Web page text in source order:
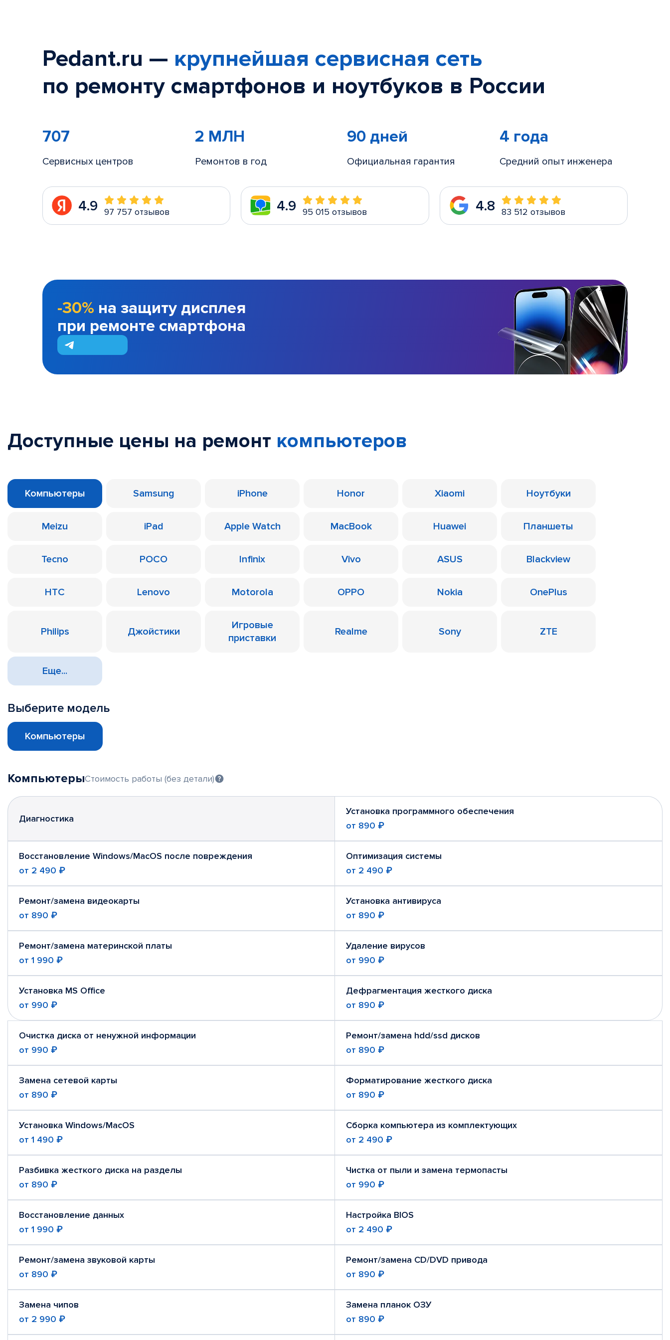
Pedant.ru — крупнейшая сервисная сеть
по ремонту смартфонов и ноутбуков в России
707
Сервисных центров
2 МЛН
Ремонтов в год
90 дней
Официальная гарантия
4 года
Средний опыт инженера
4.9 97 757 отзывов 4.9 95 015 отзывов 4.8 83 512 отзывов
-30% на защиту дисплея
при ремонте смартфона
Доступные цены на ремонт компьютеров
Компьютеры Samsung iPhone Honor Xiaomi Ноутбуки
Meizu iPad Apple Watch MacBook Huawei Планшеты
Tecno POCO Infinix Vivo ASUS Blackview
HTC Lenovo Motorola OPPO Nokia OnePlus
Philips Джойстики
Игровые
приставки
Realme Sony ZTE
Еще...
Выберите модель
Компьютеры
КомпьютерыСтоимость работы (без детали)
Диагностика
Установка программного обеспечения
от 890 ₽
Восстановление Windows/MacOS после повреждения
от 2 490 ₽
Оптимизация системы
от 2 490 ₽
Ремонт/замена видеокарты
от 890 ₽
Установка антивируса
от 890 ₽
Ремонт/замена материнской платы
от 1 990 ₽
Удаление вирусов
от 990 ₽
Установка MS Office
от 990 ₽
Дефрагментация жесткого диска
от 890 ₽
Очистка диска от ненужной информации
от 990 ₽
Ремонт/замена hdd/ssd дисков
от 890 ₽
Замена сетевой карты
от 890 ₽
Форматирование жесткого диска
от 890 ₽
Установка Windows/MacOS
от 1 490 ₽
Сборка компьютера из комплектующих
от 2 490 ₽
Разбивка жесткого диска на разделы
от 890 ₽
Чистка от пыли и замена термопасты
от 990 ₽
Восстановление данных
от 1 990 ₽
Настройка BIOS
от 2 490 ₽
Ремонт/замена звуковой карты
от 890 ₽
Ремонт/замена CD/DVD привода
от 890 ₽
Замена чипов
от 2 990 ₽
Замена планок ОЗУ
от 890 ₽